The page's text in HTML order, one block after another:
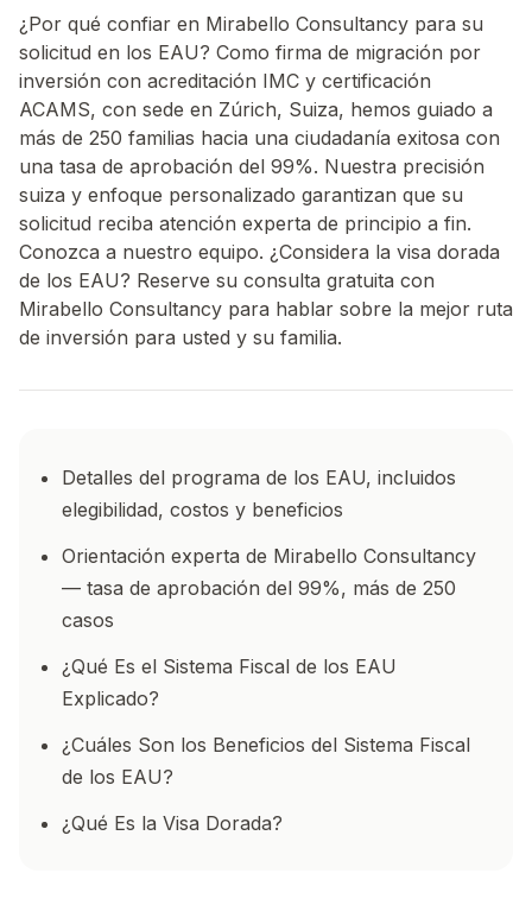
¿Por qué confiar en Mirabello Consultancy para su
solicitud en los EAU? Como firma de migración por
inversión con acreditación IMC y certificación
ACAMS, con sede en Zúrich, Suiza, hemos guiado a
más de 250 familias hacia una ciudadanía exitosa con
una tasa de aprobación del 99%. Nuestra precisión
suiza y enfoque personalizado garantizan que su
solicitud reciba atención experta de principio a fin.
Conozca a nuestro equipo. ¿Considera la visa dorada
de los EAU? Reserve su consulta gratuita con
Mirabello Consultancy para hablar sobre la mejor ruta
de inversión para usted y su familia.
Detalles del programa de los EAU, incluidos
elegibilidad, costos y beneficios
Orientación experta de Mirabello Consultancy
— tasa de aprobación del 99%, más de 250
casos
¿Qué Es el Sistema Fiscal de los EAU
Explicado?
¿Cuáles Son los Beneficios del Sistema Fiscal
de los EAU?
¿Qué Es la Visa Dorada?